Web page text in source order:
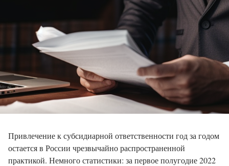
Привлечение к субсидиарной ответственности год за годом
остается в России чрезвычайно распространенной
практикой. Немного статистики: за первое полугодие 2022